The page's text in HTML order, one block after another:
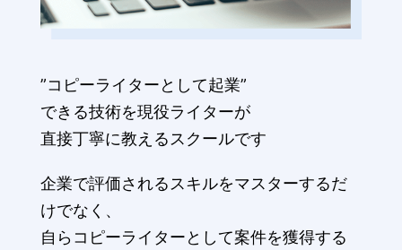
”コピーライターとして起業”
できる技術を現役ライターが
直接丁寧に教えるスクールです
企業で評価されるスキルをマスターするだ
けでなく、
自らコピーライターとして案件を獲得する